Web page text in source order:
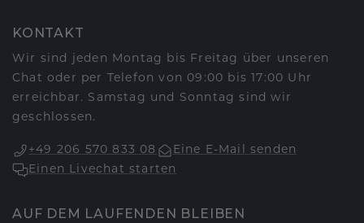
KONTAKT
Wir sind jeden Montag bis Freitag über unseren
Chat oder per Telefon von 09:00 bis 17:00 Uhr
erreichbar. Samstag und Sonntag sind wir
geschlossen.
+49 206 570 833 08
Eine E-Mail senden
Einen Livechat starten
AUF DEM LAUFENDEN BLEIBEN